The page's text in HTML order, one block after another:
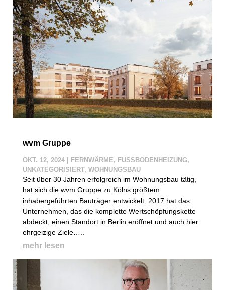
wvm Gruppe
OKT. 12, 2024| FERNWÄRME, FUSSBODENHEIZUNG
,
UNKATEGORISIERT, WOHNUNGSBAU
Seit über 30 Jahren erfolgreich im Wohnungsbau tätig,
hat sich die wvm Gruppe zu Kölns größtem
inhabergeführten Bauträger entwickelt. 2017 hat das
Unternehmen, das die komplette Wertschöpfungskette
abdeckt, einen Standort in Berlin eröffnet und auch hier
ehrgeizige Ziele…..
mehr lesen